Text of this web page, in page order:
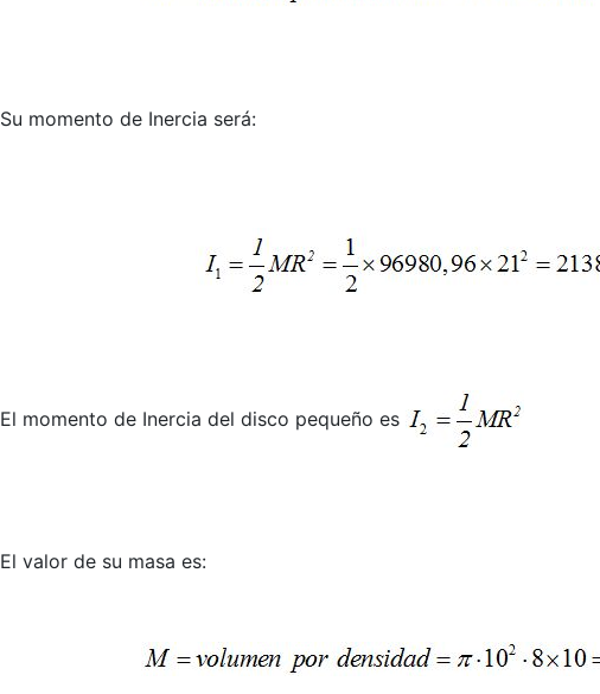
Su momento de Inercia será:
El momento de Inercia del disco pequeño es
El valor de su masa es: